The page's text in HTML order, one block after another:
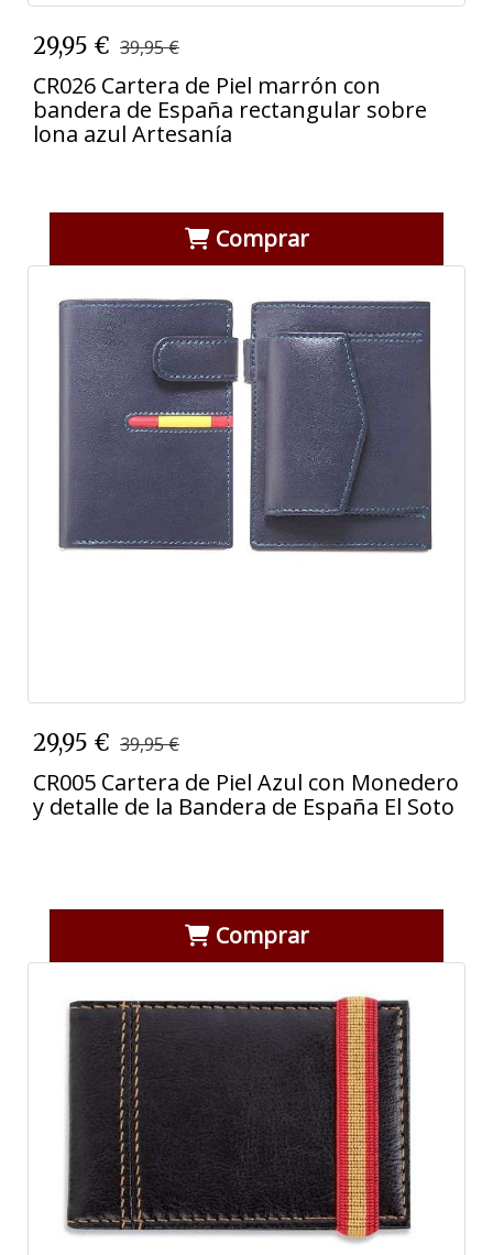
29,95 € 39,95 €
CR026 Cartera de Piel marrón con
bandera de España rectangular sobre
lona azul Artesanía
Comprar
29,95 € 39,95 €
CR005 Cartera de Piel Azul con Monedero
y detalle de la Bandera de España El Soto
Comprar